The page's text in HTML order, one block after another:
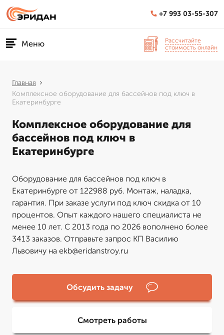
+7 993 03-55-307
Меню
Рассчитайте
стоимость онлайн
Главная
Комплексное оборудование для бассейнов под ключ в
Екатеринбурге
Комплексное оборудование для
бассейнов под ключ в
Екатеринбурге
Оборудование для бассейнов под ключ в
Екатеринбурге от 122988 руб. Монтаж, наладка,
гарантия. При заказе услуги под ключ скидка от 10
процентов. Опыт каждого нашего специалиста не
менее 10 лет. С 2013 года по 2026 вополнено более
3413 заказов. Отправьте запрос КП Василию
Львовичу на ekb@eridanstroy.ru
Обсудить задачу
Смотреть работы